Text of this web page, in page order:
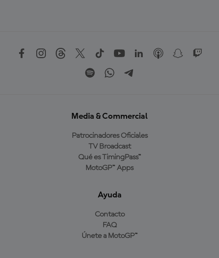
Media & Commercial
Patrocinadores Oficiales
TV Broadcast
Qué es TimingPass™
MotoGP™ Apps
Ayuda
Contacto
FAQ
Únete a MotoGP™